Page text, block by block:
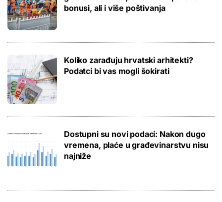
bonusi, ali i više poštivanja
Koliko zarađuju hrvatski arhitekti?
Podatci bi vas mogli šokirati
Dostupni su novi podaci: Nakon dugo
vremena, plaće u građevinarstvu nisu
najniže